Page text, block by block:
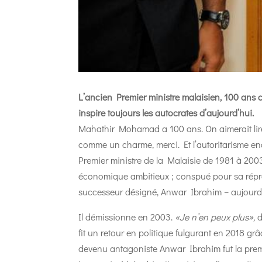
L’ancien Premier ministre malaisien, 100
inspire toujours les autocrates d’aujourd’hui.
Mahathir Mohamad a 100 ans. On aimerait
comme un charme, merci. Et l’autoritarisme
Premier ministre de la Malaisie de 1981 à
économique ambitieux ; conspué pour sa
successeur désigné, Anwar Ibrahim –
Il démissionne en 2003. «Je n’en peux plus»,
fit un retour en politique fulgurant en 2018
devenu antagoniste Anwar Ibrahim fut la